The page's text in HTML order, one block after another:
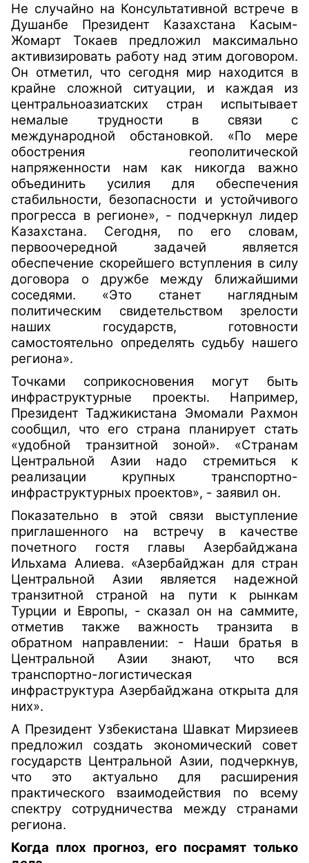
Не случайно на Консультативной встрече в
Душанбе Президент Казахстана Касым-
Жомарт Токаев предложил максимально
активизировать работу над этим договором.
Он отметил, что сегодня мир находится в
крайне сложной ситуации, и каждая из
центральноазиатских стран испытывает
немалые трудности в связи с
международной обстановкой. «По мере
обострения геополитической
напряженности нам как никогда важно
объединить усилия для обеспечения
стабильности, безопасности и устойчивого
прогресса в регионе», - подчеркнул лидер
Казахстана. Сегодня, по его словам,
первоочередной задачей является
обеспечение скорейшего вступления в силу
договора о дружбе между ближайшими
соседями. «Это станет наглядным
политическим свидетельством зрелости
наших государств, готовности
самостоятельно определять судьбу нашего
региона».
Точками соприкосновения могут быть
инфраструктурные проекты. Например,
Президент Таджикистана Эмомали Рахмон
сообщил, что его страна планирует стать
«удобной транзитной зоной». «Странам
Центральной Азии надо стремиться к
реализации крупных транспортно-
инфраструктурных проектов», - заявил он.
Показательно в этой связи выступление
приглашенного на встречу в качестве
почетного гостя главы Азербайджана
Ильхама Алиева. «Азербайджан для стран
Центральной Азии является надежной
транзитной страной на пути к рынкам
Турции и Европы, - сказал он на саммите,
отметив также важность транзита в
обратном направлении: - Наши братья в
Центральной Азии знают, что вся
транспортно-логистическая
инфраструктура Азербайджана открыта для
них».
А Президент Узбекистана Шавкат Мирзиеев
предложил создать экономический совет
государств Центральной Азии, подчеркнув,
что это актуально для расширения
практического взаимодействия по всему
спектру сотрудничества между странами
региона.
Когда плох прогноз, его посрамят только